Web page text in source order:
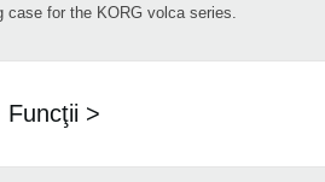
case for the KORG volca series.
Funcţii >